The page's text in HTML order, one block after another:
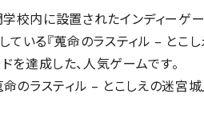
校内に設置されたインディーゲ
いる『蒐命のラスティル – とこ
達成した、人気ゲームです。
ラスティル – とこしえの迷宮城